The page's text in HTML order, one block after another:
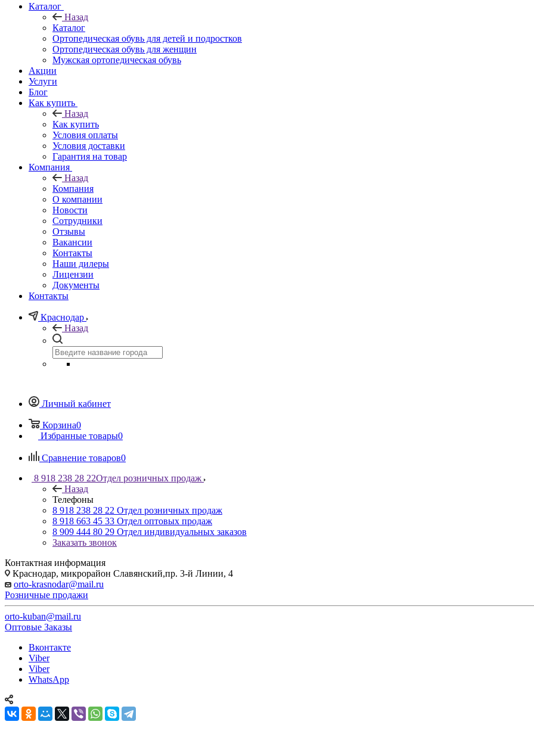
Каталог
Назад
Каталог
Ортопедическая обувь для детей и подростков
Ортопедическая обувь для женщин
Мужская ортопедическая обувь
Акции
Услуги
Блог
Как купить
Назад
Как купить
Условия оплаты
Условия доставки
Гарантия на товар
Компания
Назад
Компания
О компании
Новости
Сотрудники
Отзывы
Вакансии
Контакты
Наши дилеры
Лицензии
Документы
Контакты
Краснодар
Назад
Личный кабинет
Корзина0
Избранные товары0
Сравнение товаров0
8 918 238 28 22Отдел розничных продаж
Назад
Телефоны
8 918 238 28 22 Отдел розничных продаж
8 918 663 45 33 Отдел оптовых продаж
8 909 444 80 29 Отдел индивидуальных заказов
Заказать звонок
Контактная информация
Краснодар, микрорайон Славянский,пр. 3-й Линии, 4
orto-krasnodar@mail.ru
Розничные продажи
orto-kuban@mail.ru
Оптовые Заказы
Вконтакте
Viber
Viber
WhatsApp